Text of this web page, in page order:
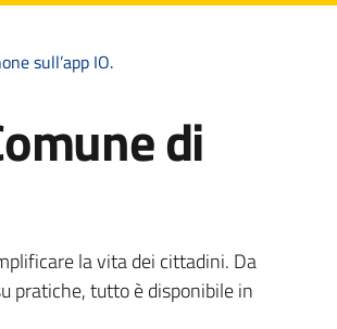
sull’app IO.
di
la vita dei cittadini. Da
pratiche, tutto è disponibile in